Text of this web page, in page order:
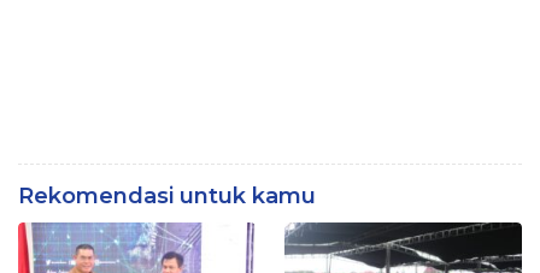
Rekomendasi untuk kamu